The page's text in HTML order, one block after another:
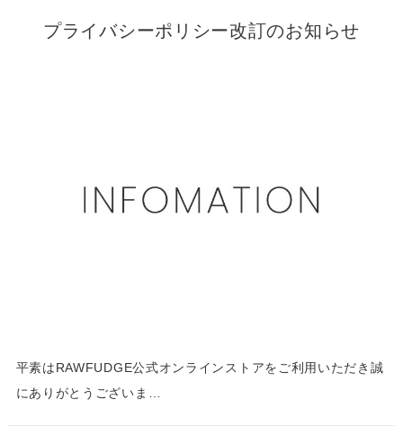
プライバシーポリシー改訂のお知らせ
平素はRAWFUDGE公式オンラインストアをご利用いただき誠
にありがとうございま…